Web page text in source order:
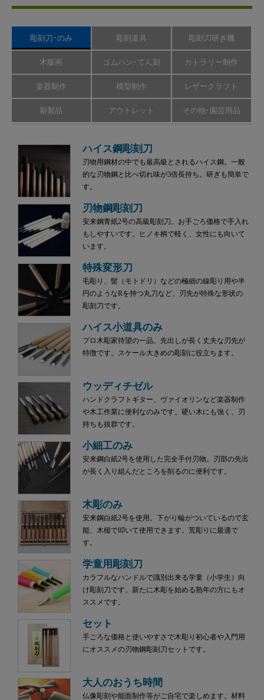
彫刻刀･のみ 彫刻道具 彫刻刀研ぎ機
木版画 ゴムハン･てん刻 カトラリー制作
楽器制作 模型制作 レザークラフト
新製品 アウトレット その他･園芸用品
ハイス鋼彫刻刀
刃物用鋼材の中でも最高級とされるハイス鋼。一般
的な刃物鋼と比べ切れ味が3倍長持ち。研ぎも簡単で
す。
刃物鋼彫刻刀
安来鋼青紙2号の高級彫刻刀。お手ごろ価格で手入れ
もしやすいです。ヒノキ柄で軽く、女性にも向いて
います。
特殊変形刀
毛彫り、髻（モトドリ）などの極細の線彫り用や半
円のようなRを持つ丸刀など、刃先が特殊な形状の
彫刻刀です。
ハイス小道具のみ
プロ木彫家待望の一品。先出しが長く丈夫な刃先が
特徴です。スケール大きめの彫刻に役立ちます。
ウッディチゼル
ハンドクラフトギター、ヴァイオリンなど楽器制作
や木工作業に便利なのみです。硬い木にも強く、刃
持ちも抜群です。
小細工のみ
安来鋼白紙2号を使用した完全手付刃物。刃部の先出
が長く入り組んだところを削るのに便利です。
木彫のみ
安来鋼白紙2号を使用。下がり輪がついているので玄
能、木槌で叩いて使用できます。荒彫りに最適で
す。
学童用彫刻刀
カラフルなハンドルで識別出来る学童（小学生）向
け彫刻刀です。新たに木彫を始める熟年の方にもオ
ススメです。
セット
手ごろな価格と使いやすさで木彫り初心者や入門用
にオススメの刃物鋼彫刻刀セットです。
大人のおうち時間
仏像彫刻や能面制作等がご自宅で楽しめます。材料